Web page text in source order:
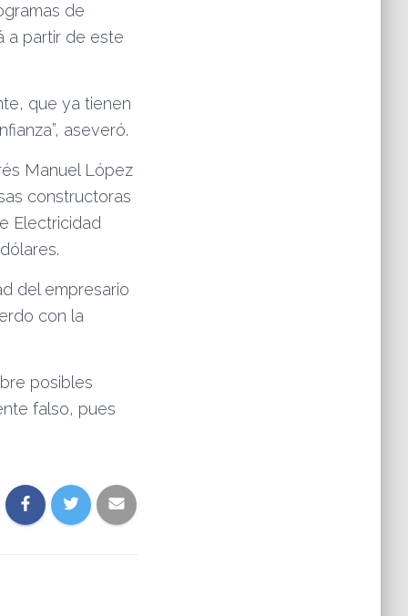
de
a partir de este
que ya tienen
aseveró.
Manuel López
constructoras
Electricidad
del empresario
con la
posibles
falso, pues